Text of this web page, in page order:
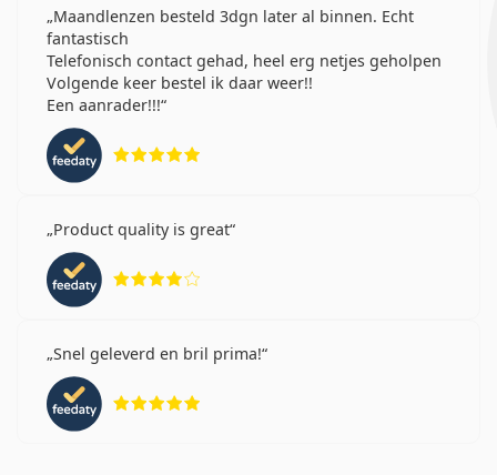
Maandlenzen besteld 3dgn later al binnen. Echt
fantastisch
Telefonisch contact gehad, heel erg netjes geholpen
Volgende keer bestel ik daar weer!!
Een aanrader!!!
Product quality is great
Snel geleverd en bril prima!